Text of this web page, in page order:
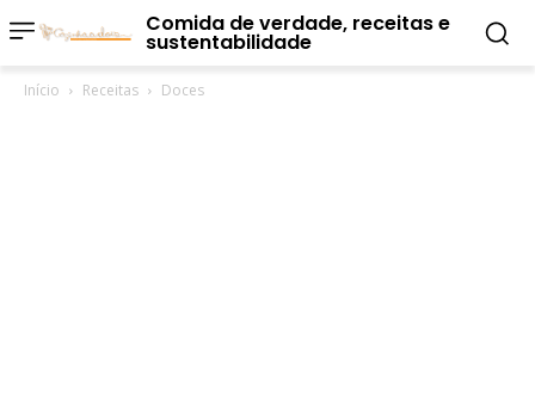
Comida de verdade, receitas e
sustentabilidade
Início Receitas Doces